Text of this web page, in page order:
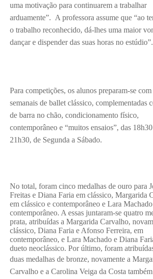
uma motivação para continuarem a trabalhar
arduamente”. A professora assume que “ao
o trabalho reconhecido, dá-lhes uma maior
dançar e dispender das suas horas no estúdio”.
Para competições, os alunos preparam-se com
semanais de ballet clássico, complementadas
de barra no chão, condicionamento físico,
contemporâneo e “muitos ensaios”, das
21h30, de Segunda a Sábado.
No total, foram cinco medalhas de ouro para
Freitas e Diana Faria em clássico, Margarida
em clássico e contemporâneo e Lara
contemporâneo. A essas juntaram-se quatro
prata, atribuídas a Margarida Carvalho,
clássico, Diana Faria e Afonso Ferreira, em
contemporâneo, e Lara Machado e Diana
dueto neoclássico. Por último, foram
duas medalhas de bronze, novamente a
Carvalho e a Carolina Veiga da Costa